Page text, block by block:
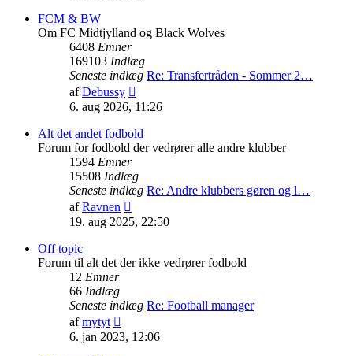
FCM & BW
Om FC Midtjylland og Black Wolves
6408 Emner
169103 Indlæg
Seneste indlæg Re: Transfertråden - Sommer 2…
afDebussy
det
indlæg
6. aug 2026, 11:26
Alt det andet fodbold
Forum for fodbold der vedrører alle andre klubber
1594 Emner
15508 Indlæg
Seneste indlæg Re: Andre klubbers gøren og l…
afRavnen
det
19. aug 2025, 22:50
Off topic
Forum til alt det der ikke vedrører fodbold
12 Emner
66 Indlæg
Seneste indlæg Re: Football manager
afmytyt
det
6. jan 2023, 12:06